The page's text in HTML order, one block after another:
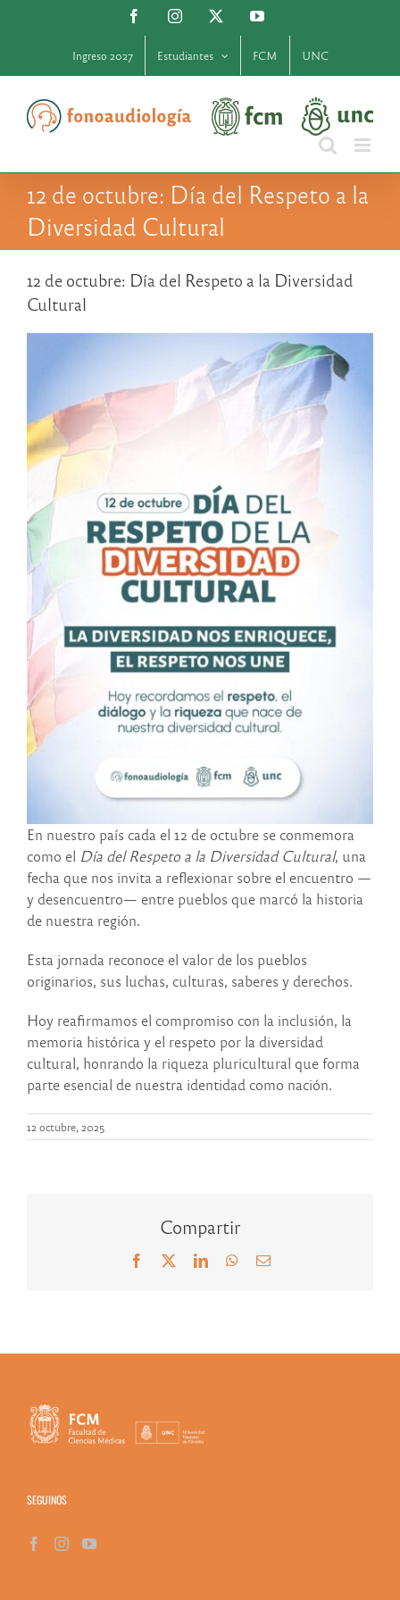
FacebookInstagram YouTube
Ingreso 2027 Estudiantes FCM UNC
12 de octubre: Día del Respeto a la
Diversidad Cultural
12 de octubre: Día del Respeto a la Diversidad
Cultural
En nuestro país cada el 12 de octubre se conmemora
como el Día del Respeto a la Diversidad Cultural, una
fecha que nos invita a reflexionar sobre el encuentro —
y desencuentro— entre pueblos que marcó la historia
de nuestra región.
Esta jornada reconoce el valor de los pueblos
originarios, sus luchas, culturas, saberes y derechos.
Hoy reafirmamos el compromiso con la inclusión, la
memoria histórica y el respeto por la diversidad
cultural, honrando la riqueza pluricultural que forma
parte esencial de nuestra identidad como nación.
12 octubre, 2025
Compartir
Facebook LinkedInWhatsApp
Correo
SEGUINOS